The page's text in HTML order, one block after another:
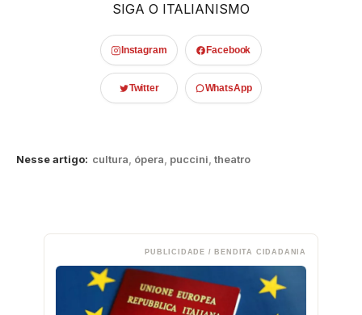
SIGA O ITALIANISMO
Instagram Facebook
Twitter WhatsApp
Nesse artigo: cultura, ópera, puccini, theatro
PUBLICIDADE / BENDITA CIDADANIA